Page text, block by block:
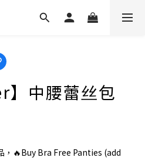
】中腰蕾丝包
，🔥Buy Bra Free Panties (add